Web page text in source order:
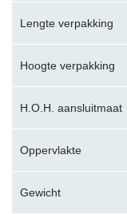
Lengte verpakking
Hoogte verpakking
H.O.H. aansluitmaat
Oppervlakte
Gewicht